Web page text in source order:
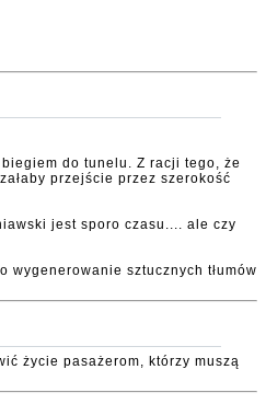
do tunelu. Z racji tego, że
przejście przez szerokość
jest sporo czasu.... ale czy
wygenerowanie sztucznych tłumów
życie pasażerom, którzy muszą